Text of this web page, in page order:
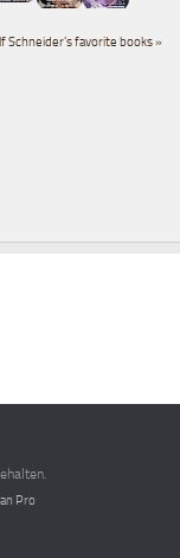
Schneider's favorite books »
Pro